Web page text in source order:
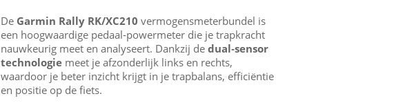
De Garmin Rally RK/XC210 vermogensmeterbundel is
een hoogwaardige pedaal‑powermeter die je trapkracht
nauwkeurig meet en analyseert. Dankzij de dual‑sensor
technologiemeet je afzonderlijk links en rechts,
waardoor je beter inzicht krijgt in je trapbalans, efficiëntie
en positie op de fiets.